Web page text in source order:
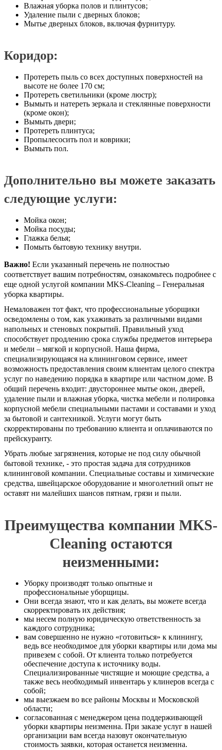
Влажная уборка полов и плинтусов;
Удаление пыли с дверных блоков;
Мытье дверных блоков, включая фурнитуру.
Коридор:
Протереть пыль со всех доступных поверхностей на
высоте не более 170 см;
Протереть светильники (кроме люстр);
Вымыть и натереть зеркала и стеклянные поверхности
(кроме окон);
Вымыть двери;
Протереть плинтуса;
Пропылесосить пол и коврики;
Вымыть пол.
Дополнительно вы можете заказать
следующие услуги:
Мойка окон;
Мойка посуды;
Глажка белья;
Помыть бытовую технику внутри.
Важно! Если указанный перечень не полностью
соответствует вашим потребностям, ознакомьтесь подробнее с
еще одной услугой компании MKS-Cleaning – Генеральная
уборка квартиры.
Немаловажен тот факт, что профессиональные уборщики
осведомлены о том, как ухаживать за различными видами
напольных и стеновых покрытий. Правильный уход
способствует продлению срока службы предметов интерьера
и мебели – мягкой и корпусной. Наша фирма,
специализирующаяся на клининговом сервисе, имеет
возможность предоставления своим клиентам целого спектра
услуг по наведению порядка в квартире или частном доме. В
общий перечень входит: двустороннее мытье окон, дверей,
удаление пыли и влажная уборка, чистка мебели и полировка
корпусной мебели специальными пастами и составами и уход
за бытовой и сантехникой. Услуги могут быть
скорректированы по требованию клиента и оплачиваются по
прейскуранту.
Убрать любые загрязнения, которые не под силу обычной
бытовой технике, - это простая задача для сотрудников
клининговой компании. Специальные составы и химические
средства, швейцарское оборудование и многолетний опыт не
оставят ни малейших шансов пятнам, грязи и пыли.
Преимущества компании MKS-
Cleaning остаются
неизменными:
Уборку производят только опытные и
профессиональные уборщицы.
Они всегда знают, что и как делать, вы можете всегда
скорректировать их действия;
мы несем полную юридическую ответственность за
каждого сотрудника;
вам совершенно не нужно «готовиться» к клинингу,
ведь все необходимое для уборки квартиры или дома мы
привезем с собой. От клиента только потребуется
обеспечение доступа к источнику воды.
Специализированные чистящие и моющие средства, а
также весь необходимый инвентарь у клинеров всегда с
собой;
мы выезжаем во все районы Москвы и Московской
области;
согласованная с менеджером цена поддерживающей
уборки квартиры неизменна. При заказе услуг в нашей
организации вам всегда назовут окончательную
стоимость заявки, которая останется неизменна.